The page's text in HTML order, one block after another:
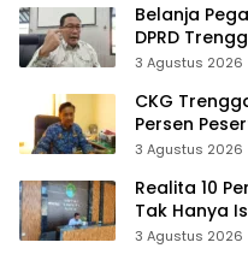
Belanja
DPRD
dalam
3 Agustus 2026
CKG
Persen
Kejiwaan
3 Agustus 2026
Realita 10
Tak Hanya
Kekerasan
3 Agustus 2026